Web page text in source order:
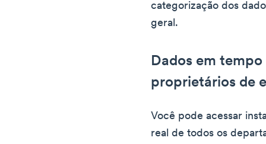
categorização dos
geral.
Dados em
proprietários de
Você pode acessar
real de todos os